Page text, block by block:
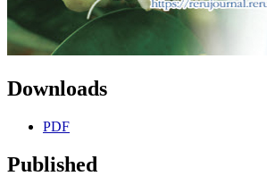
Downloads
PDF
Published